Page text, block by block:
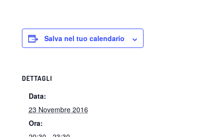
Salva nel tuo calendario
DETTAGLI
Data:
23 Novembre 2016
Ora: